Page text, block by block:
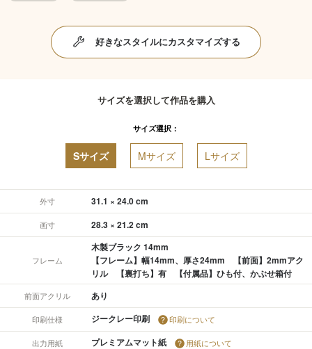
好きなスタイルにカスタマイズする
サイズを選択して作品を購入
サイズ選択：
Sサイズ Mサイズ Lサイズ
外寸 31.1 × 24.0 cm
画寸 28.3 × 21.2 cm
フレーム
木製ブラック 14mm
【フレーム】幅14mm、厚さ24mm 【前面】2mmアク
リル 【裏打ち】有 【付属品】ひも付、かぶせ箱付
前面アクリル あり
印刷仕様 ジークレー印刷 印刷について
出力用紙 プレミアムマット紙 用紙について